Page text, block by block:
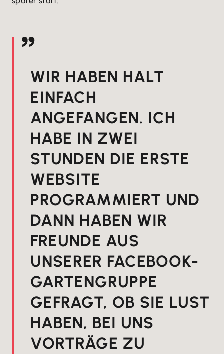
WIR HABEN HALT
EINFACH
ANGEFANGEN. ICH
HABE IN ZWEI
STUNDEN DIE ERSTE
WEBSITE
PROGRAMMIERT UND
DANN HABEN WIR
FREUNDE AUS
UNSERER FACEBOOK-
GARTENGRUPPE
GEFRAGT, OB SIE LUST
HABEN, BEI UNS
VORTRÄGE ZU